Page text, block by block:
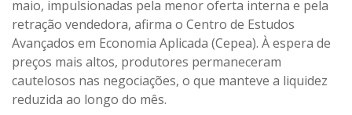
maio, impulsionadas pela menor oferta interna e pela
retração vendedora, afirma o Centro de Estudos
Avançados em Economia Aplicada (Cepea). À espera de
preços mais altos, produtores permaneceram
cautelosos nas negociações, o que manteve a liquidez
reduzida ao longo do mês.